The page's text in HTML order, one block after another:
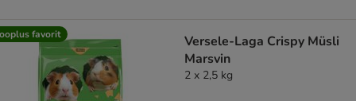
favorit
Versele-Laga Crispy Müsli
Marsvin
2 x 2,5 kg